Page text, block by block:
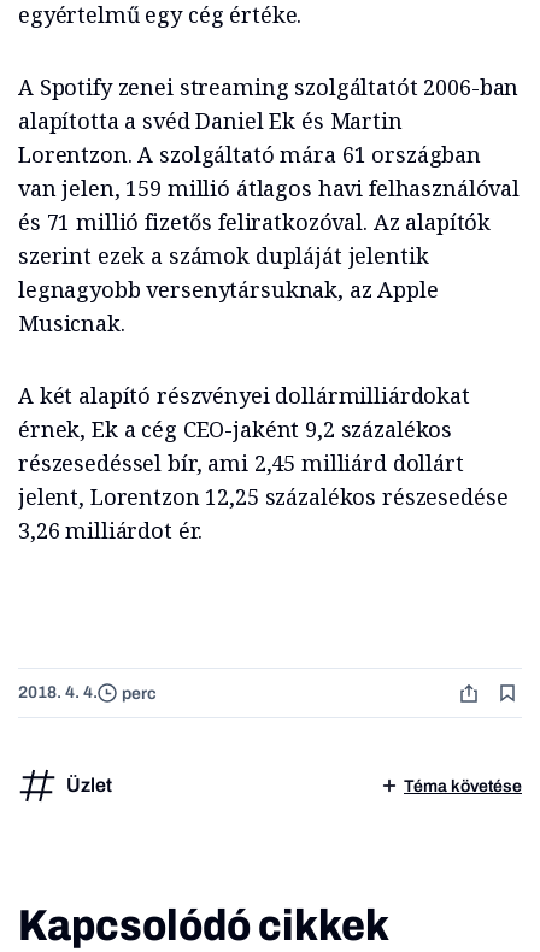
egyértelmű egy cég értéke.
A Spotify zenei streaming szolgáltatót 2006-ban
alapította a svéd Daniel Ek és Martin
Lorentzon. A szolgáltató mára 61 országban
van jelen, 159 millió átlagos havi felhasználóval
és 71 millió fizetős feliratkozóval. Az alapítók
szerint ezek a számok dupláját jelentik
legnagyobb versenytársuknak, az Apple
Musicnak.
A két alapító részvényei dollármilliárdokat
érnek, Ek a cég CEO-jaként 9,2 százalékos
részesedéssel bír, ami 2,45 milliárd dollárt
jelent, Lorentzon 12,25 százalékos részesedése
3,26 milliárdot ér.
2018. 4. 4. perc
Üzlet Téma követése
Kapcsolódó cikkek